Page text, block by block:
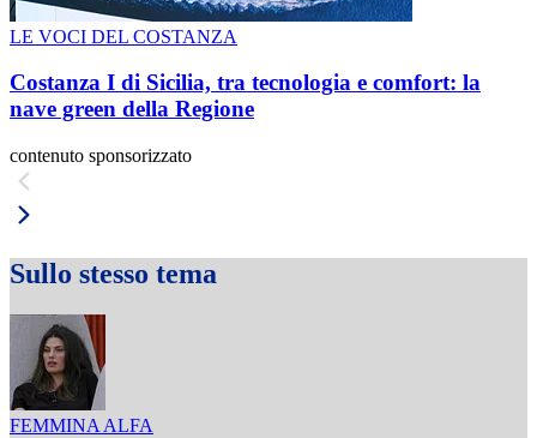
LE VOCI DEL COSTANZA
Costanza I di Sicilia, tra tecnologia e comfort: la
nave green della Regione
contenuto sponsorizzato
Sullo stesso tema
FEMMINA ALFA